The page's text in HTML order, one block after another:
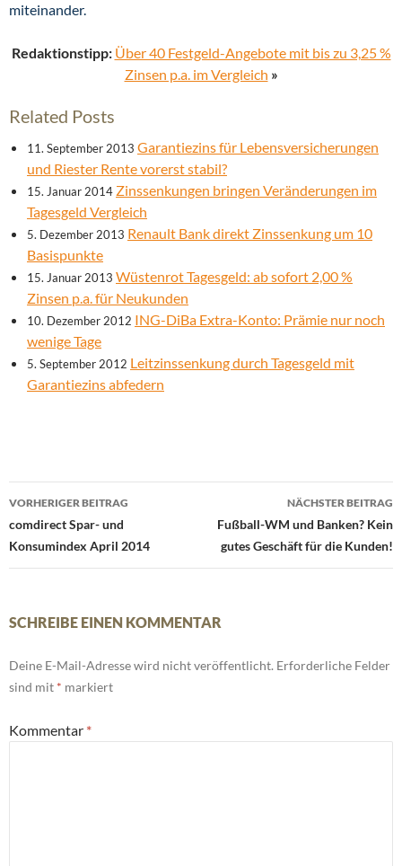
miteinander.
Redaktionstipp: Über 40 Festgeld-Angebote mit bis zu 3,25 %
Zinsen p.a. im Vergleich »
Related Posts
11. September 2013 Garantiezins für Lebensversicherungen
und Riester Rente vorerst stabil?
15. Januar 2014 Zinssenkungen bringen Veränderungen im
Tagesgeld Vergleich
5. Dezember 2013 Renault Bank direkt Zinssenkung um 10
Basispunkte
15. Januar 2013 Wüstenrot Tagesgeld: ab sofort 2,00 %
Zinsen p.a. für Neukunden
10. Dezember 2012 ING-DiBa Extra-Konto: Prämie nur noch
wenige Tage
5. September 2012 Leitzinssenkung durch Tagesgeld mit
Garantiezins abfedern
Beitrags-
Navigation
VORHERIGER BEITRAG
comdirect Spar- und
Konsumindex April 2014
NÄCHSTER BEITRAG
Fußball-WM und Banken? Kein
gutes Geschäft für die Kunden!
SCHREIBE EINEN KOMMENTAR
Deine E-Mail-Adresse wird nicht veröffentlicht. Erforderliche Felder
sind mit * markiert
Kommentar *